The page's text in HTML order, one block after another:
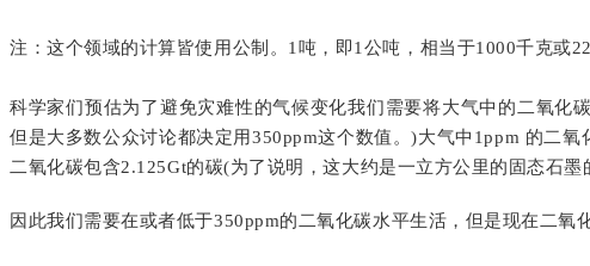
注：这个领域的计算皆使用公制。1吨，即1公吨，相当于1000千克或
科学家们预估为了避免灾难性的气候变化我们需要将大气中的二氧化
但是大多数公众讨论都决定用350ppm这个数值。)大气中1ppm 的二
二氧化碳包含2.125Gt的碳(为了说明，这大约是一立方公里的固态石墨
因此我们需要在或者低于350ppm的二氧化碳水平生活，但是现在二